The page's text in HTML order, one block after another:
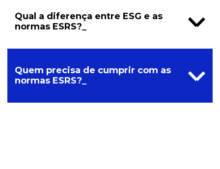
Qual a diferença entre ESG e as
normas ESRS?_
Quem precisa de cumprir com as
normas ESRS?_